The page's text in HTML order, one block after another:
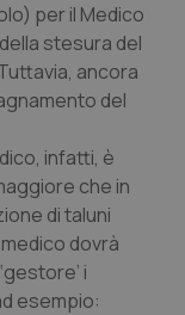
per il Medico
stesura del
ancora
del
infatti, è
che in
di taluni
dovrà
i
esempio: